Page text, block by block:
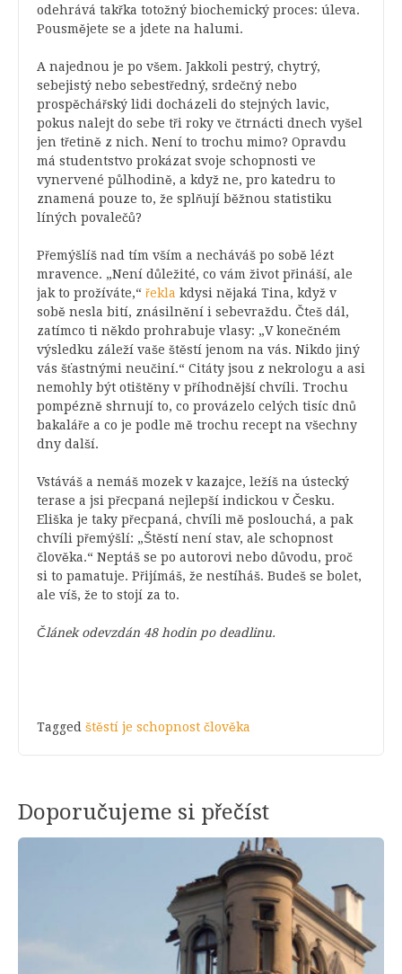
odehrává takřka totožný biochemický proces: úleva.
Pousmějete se a jdete na halumi.
A najednou je po všem. Jakkoli pestrý, chytrý,
sebejistý nebo sebestředný, srdečný nebo
prospěchářský lidi docházeli do stejných lavic,
pokus nalejt do sebe tři roky ve čtrnácti dnech vyšel
jen třetině z nich. Není to trochu mimo? Opravdu
má studentstvo prokázat svoje schopnosti ve
vynervené půlhodině, a když ne, pro katedru to
znamená pouze to, že splňují běžnou statistiku
líných povalečů?
Přemýšlíš nad tím vším a necháváš po sobě lézt
mravence. „Není důležité, co vám život přináší, ale
jak to prožíváte,“ řekla kdysi nějaká Tina, když v
sobě nesla bití, znásilnění i sebevraždu. Čteš dál,
zatímco ti někdo prohrabuje vlasy: „V konečném
výsledku záleží vaše štěstí jenom na vás. Nikdo jiný
vás šťastnými neučiní.“ Citáty jsou z nekrologu a asi
nemohly být otištěny v příhodnější chvíli. Trochu
pompézně shrnují to, co provázelo celých tisíc dnů
bakaláře a co je podle mě trochu recept na všechny
dny další.
Vstáváš a nemáš mozek v kazajce, ležíš na ústecký
terase a jsi přecpaná nejlepší indickou v Česku.
Eliška je taky přecpaná, chvíli mě poslouchá, a pak
chvíli přemýšlí: „Štěstí není stav, ale schopnost
člověka.“ Neptáš se po autorovi nebo důvodu, proč
si to pamatuje. Přijímáš, že nestíháš. Budeš se bolet,
ale víš, že to stojí za to.
Článek odevzdán 48 hodin po deadlinu.
Tagged štěstí je schopnost člověka
Doporučujeme si přečíst